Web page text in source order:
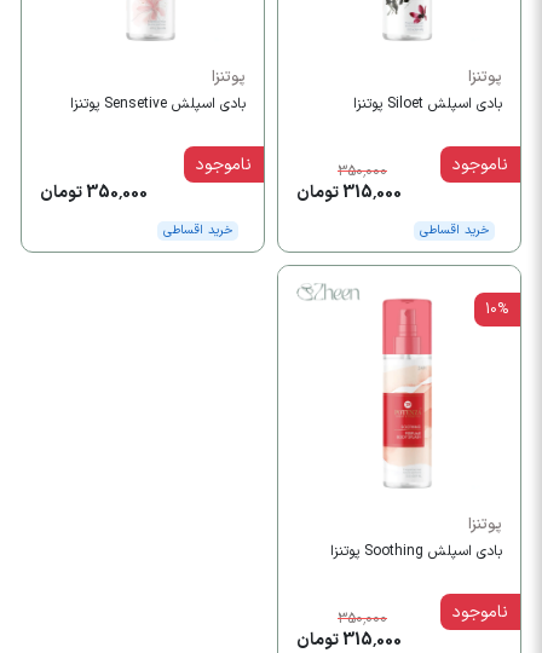
پوتنزا
بادی اسپلش Siloet پوتنزا
350,000
315,000 تومان
خرید اقساطی
ناموجود
پوتنزا
بادی اسپلش Sensetive پوتنزا
350,000 تومان
خرید اقساطی
ناموجود
10%
پوتنزا
بادی اسپلش Soothing پوتنزا
350,000
315,000 تومان
ناموجود